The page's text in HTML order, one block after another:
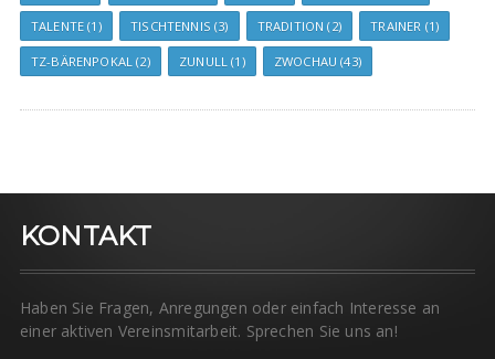
TALENTE (1) TISCHTENNIS (3) TRADITION (2) TRAINER (1)
TZ-BÄRENPOKAL (2) ZUNULL (1) ZWOCHAU (43)
KONTAKT
Haben Sie Fragen, Anregungen oder einfach Interesse an
einer aktiven Vereinsmitarbeit. Sprechen Sie uns an!